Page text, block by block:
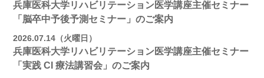
兵庫医科大学リハビリテーション医学講座主催セミナー
「脳卒中予後予測セミナー」のご案内
2026.07.14（火曜日）
兵庫医科大学リハビリテーション医学講座主催セミナー
「実践 CI 療法講習会」のご案内